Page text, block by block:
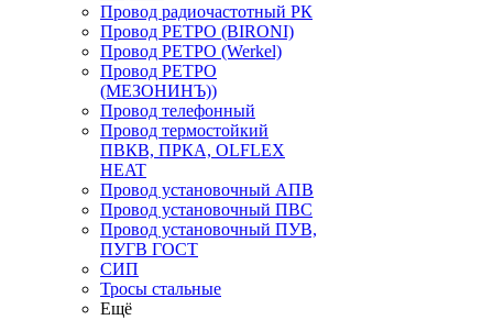
Провод радиочастотный РК
Провод РЕТРО (BIRONI)
Провод РЕТРО (Werkel)
Провод РЕТРО
(МЕЗОНИНЪ))
Провод телефонный
Провод термостойкий
ПВКВ, ПРКА, OLFLEX
HEAT
Провод установочный АПВ
Провод установочный ПВС
Провод установочный ПУВ,
ПУГВ ГОСТ
СИП
Тросы стальные
Ещё